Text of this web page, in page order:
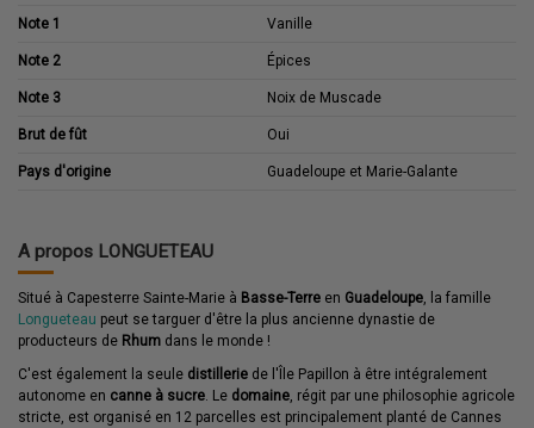
Note 1 Vanille
Note 2 Épices
Note 3 Noix de Muscade
Brut de fût Oui
Pays d'origine Guadeloupe et Marie-Galante
A propos LONGUETEAU
Situé à Capesterre Sainte-Marie à Basse-Terre en Guadeloupe, la famille
Longueteau peut se targuer d'être la plus ancienne dynastie de
producteurs de Rhum dans le monde !
C'est également la seule distillerie de l'Île Papillon à être intégralement
autonome en canne à sucre . Le domaine , régit par une philosophie agricole
stricte, est organisé en 12 parcelles est principalement planté de Cannes